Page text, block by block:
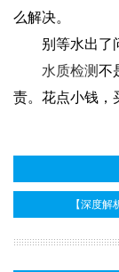
么解决。
别等水出了
水质检测不
责。花点小钱，
【深度